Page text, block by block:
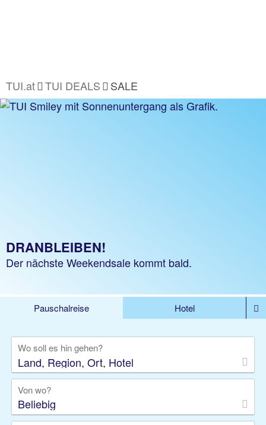
TUI.at TUI DEALS SALE
DRANBLEIBEN!
Der nächste Weekendsale kommt bald.
Pauschalreise
Hotel
Rundreise
Kreuzfahrt
Gruppenreise
Camper Privattransfer
Wo soll es hin gehen?
Von wo?
Beliebig